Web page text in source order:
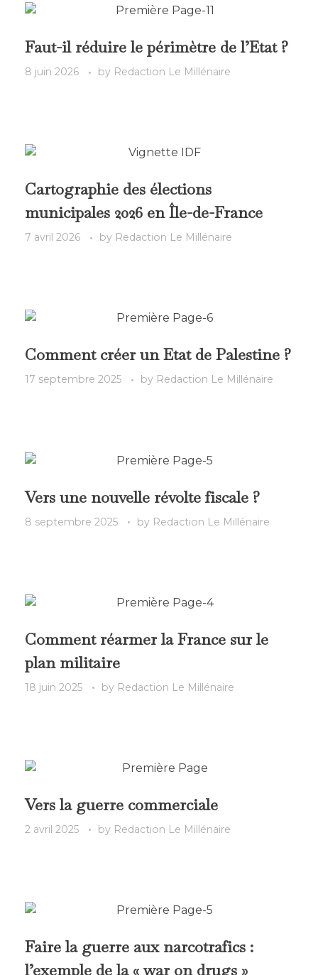
Faut-il réduire le périmètre de l’Etat ?
8 juin 2026 by Redaction Le Millénaire
Cartographie des élections
municipales 2026 en Île-de-France
7 avril 2026 by Redaction Le Millénaire
Comment créer un Etat de Palestine ?
17 septembre 2025 by Redaction Le Millénaire
Vers une nouvelle révolte fiscale ?
8 septembre 2025 by Redaction Le Millénaire
Comment réarmer la France sur le
plan militaire
18 juin 2025 by Redaction Le Millénaire
Vers la guerre commerciale
2 avril 2025 by Redaction Le Millénaire
Faire la guerre aux narcotrafics :
l’exemple de la « war on drugs »